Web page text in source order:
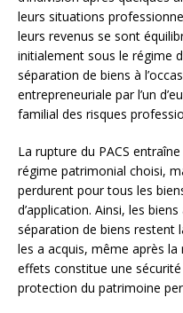
leurs situations
leurs revenus se sont
initialement sous le régime
séparation de biens à
entrepreneuriale par l’un
familial des risques
La rupture du PACS
régime patrimonial choisi,
perdurent pour tous les
d’application. Ainsi, les
séparation de biens restent
les a acquis, même après
effets constitue une
protection du patrimoine